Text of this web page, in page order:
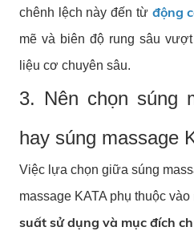
chênh lệch này đến từ động
mẽ và biên độ rung sâu
liệu cơ chuyên sâu.
3. Nên chọn súng
hay súng massage
Việc lựa chọn giữa súng
massage KATA phụ thuộc vào
suất sử dụng và mục đích